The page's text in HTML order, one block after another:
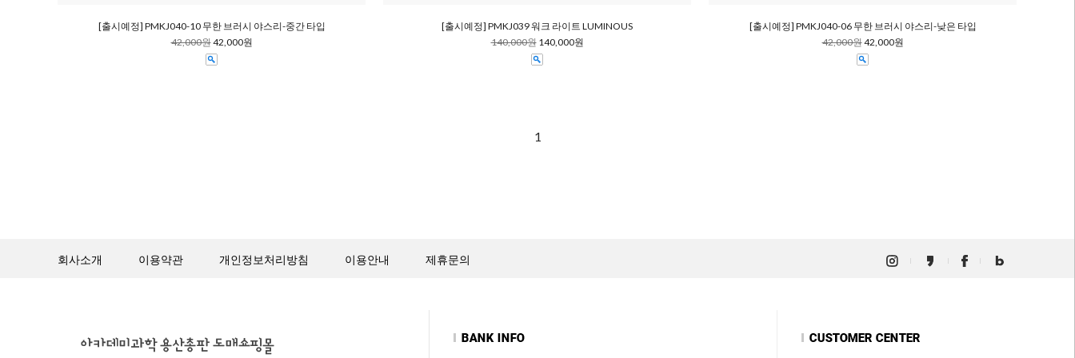
[출시예정] PMKJ040-10 무한 브러시 야스리-중간 타입
42,000원42,000원
[출시예정] PMKJ039 워크 라이트 LUMINOUS
140,000원 140,000원
[출시예정] PMKJ040-06 무한 브러시 야스리-낮은 타입
42,000원42,000원
1
회사소개 이용약관 개인정보처리방침 이용안내 제휴문의